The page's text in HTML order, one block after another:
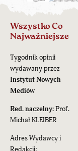
Wszystko Co
Najważniejsze
Tygodnik opinii
wydawany przez
Instytut Nowych
Mediów
Red. naczelny:Prof.
Michał KLEIBER
Adres Wydawcy i
Redakcji: